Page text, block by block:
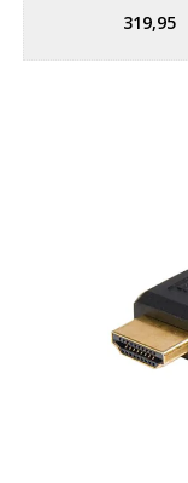
319,95